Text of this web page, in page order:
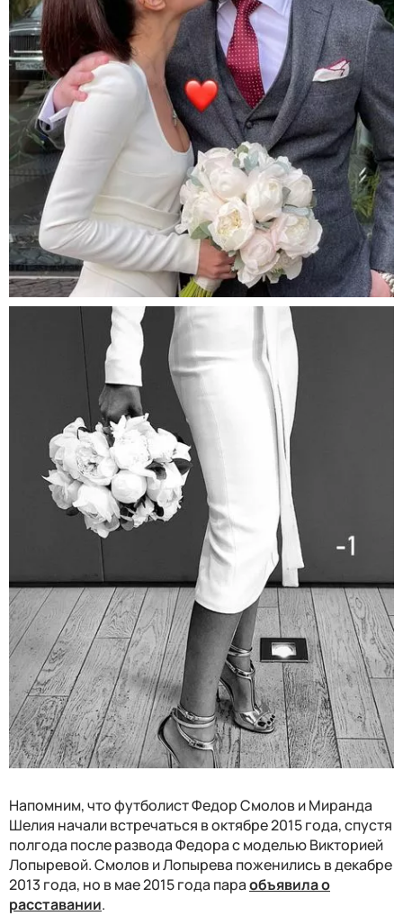
Напомним, что футболист Федор Смолов и Миранда
Шелия начали встречаться в октябре 2015 года, спустя
полгода после развода Федора с моделью Викторией
Лопыревой. Смолов и Лопырева поженились в декабре
2013 года, но в мае 2015 года параобъявила о
расставании.